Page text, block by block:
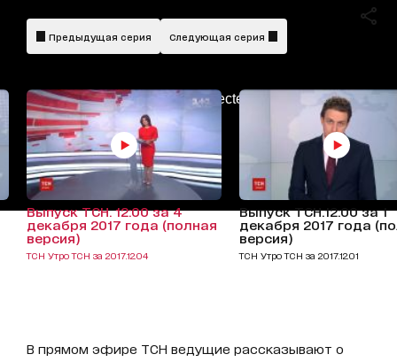
AdBlockDetected!
Предыдущая серия Следующая серия
Выпуск ТСН. 12:00 за 4
декабря 2017 года (полная
версия)
ТСН Утро ТСН за 2017.12.04
Выпуск ТСН.12:00 за 1
декабря 2017 года
версия)
ТСН Утро ТСН за 2017.12.01
В прямом эфире ТСН ведущие рассказывают о